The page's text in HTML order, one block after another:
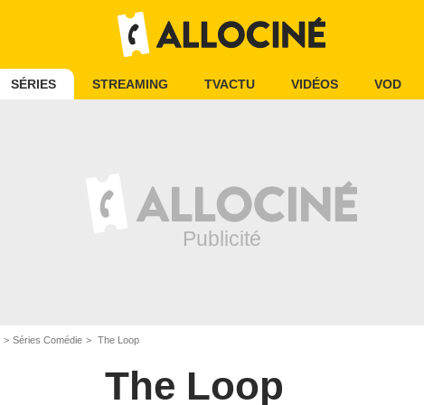
SÉRIES STREAMING TVACTU VIDÉOS VOD
Séries Comédie The Loop
The Loop